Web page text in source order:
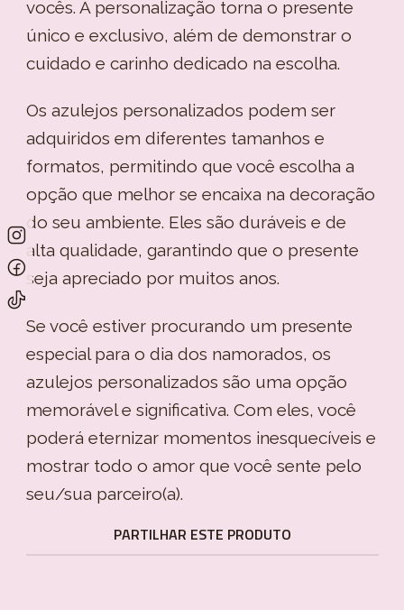
vocês. A personalização torna o presente
único e exclusivo, além de demonstrar o
cuidado e carinho dedicado na escolha.
Os azulejos personalizados podem ser
adquiridos em diferentes tamanhos e
formatos, permitindo que você escolha a
opção que melhor se encaixa na decoração
do seu ambiente. Eles são duráveis e de
alta qualidade, garantindo que o presente
seja apreciado por muitos anos.
Se você estiver procurando um presente
especial para o dia dos namorados, os
azulejos personalizados são uma opção
memorável e significativa. Com eles, você
poderá eternizar momentos inesquecíveis e
mostrar todo o amor que você sente pelo
seu/sua parceiro(a).
PARTILHAR ESTE PRODUTO